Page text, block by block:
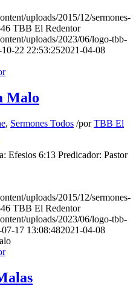
uploads/2015/12/sermones-
TBB El Redentor
uploads/2023/06/logo-tbb-
22 22:53:252021-04-08
Malo
, Sermones Todos /porTBB El
Efesios 6:13 Predicador: Pastor
uploads/2015/12/sermones-
TBB El Redentor
uploads/2023/06/logo-tbb-
17 13:08:482021-04-08